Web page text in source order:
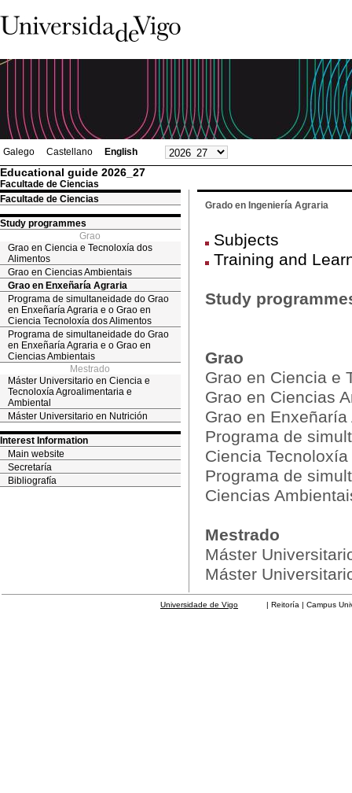
Galego Castellano English
Educational guide 2026_27
Facultade de Ciencias
Facultade de Ciencias
Study programmes
Grao
Grao en Ciencia e Tecnoloxía dos
Alimentos
Grao en Ciencias Ambientais
Grao en Enxeñaría Agraria
Programa de simultaneidade do Grao
en Enxeñaría Agraria e o Grao en
Ciencia Tecnoloxía dos Alimentos
Programa de simultaneidade do Grao
en Enxeñaría Agraria e o Grao en
Ciencias Ambientais
Mestrado
Máster Universitario en Ciencia e
Tecnoloxía Agroalimentaria e
Ambiental
Máster Universitario en Nutrición
Interest Information
Main website
Secretaría
Bibliografía
Grado en Ingeniería Agraria
Subjects
Training and
Study
Grao
Grao en Ciencia e
Grao en Ciencias
Grao en Enxeñaría
Programa de
Ciencia
Programa de
Ciencias
Mestrado
Máster
Máster
Universidade de Vigo | Reitoría | Campus